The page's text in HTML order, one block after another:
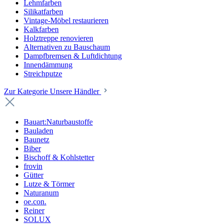
Lehmfarben
Silikatfarben
Vintage-Möbel restaurieren
Kalkfarben
Holztreppe renovieren
Alternativen zu Bauschaum
Dampfbremsen & Luftdichtung
Innendämmung
Streichputze
Zur Kategorie Unsere Händler
Bauart:Naturbaustoffe
Bauladen
Baunetz
Biber
Bischoff & Kohlstetter
frovin
Gütter
Lutze & Törmer
Naturanum
oe.con.
Reiner
SOLUX